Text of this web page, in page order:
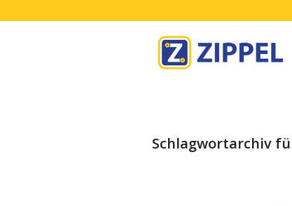
Schlagwortarchiv